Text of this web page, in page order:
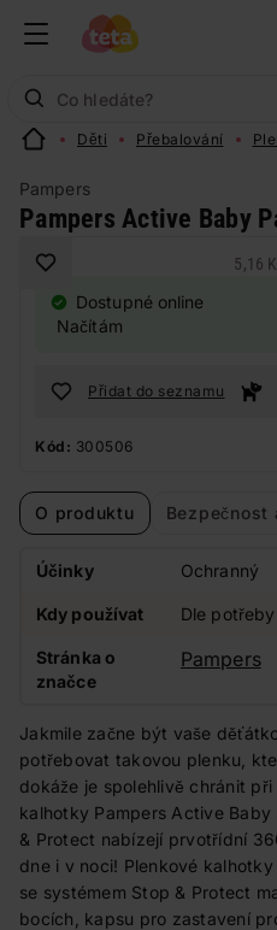
Děti Přebalování
Pampers
Pampers Active Baby
5,16
Dostupné online
Načítám
Přidat do seznamu
Kód: 300506
O produktu Bezpečnost
Účinky Ochranný
Kdy používat Dle potřeby
Stránka o
značce
Pampers
Jakmile začne být vaše
potřebovat takovou plenku,
dokáže je spolehlivě chránit
kalhotky Pampers Active
& Protect nabízejí prvotřídní
dne i v noci! Plenkové
se systémem Stop & Protect
bocích, kapsu pro zastavení